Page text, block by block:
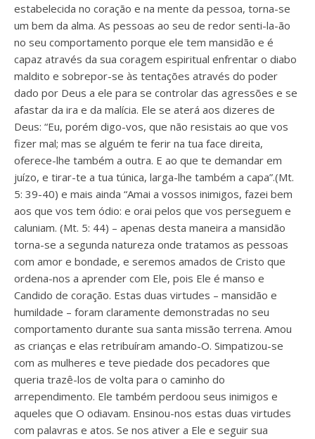
estabelecida no coração e na mente da pessoa, torna-se
um bem da alma. As pessoas ao seu de redor senti-la-ão
no seu comportamento porque ele tem mansidão e é
capaz através da sua coragem espiritual enfrentar o diabo
maldito e sobrepor-se às tentações através do poder
dado por Deus a ele para se controlar das agressões e se
afastar da ira e da malícia. Ele se aterá aos dizeres de
Deus: “Eu, porém digo-vos, que não resistais ao que vos
fizer mal; mas se alguém te ferir na tua face direita,
oferece-lhe também a outra. E ao que te demandar em
juízo, e tirar-te a tua túnica, larga-lhe também a capa”.(Mt.
5: 39-40) e mais ainda “Amai a vossos inimigos, fazei bem
aos que vos tem ódio: e orai pelos que vos perseguem e
caluniam. (Mt. 5: 44) – apenas desta maneira a mansidão
torna-se a segunda natureza onde tratamos as pessoas
com amor e bondade, e seremos amados de Cristo que
ordena-nos a aprender com Ele, pois Ele é manso e
Candido de coração. Estas duas virtudes – mansidão e
humildade – foram claramente demonstradas no seu
comportamento durante sua santa missão terrena. Amou
as crianças e elas retribuíram amando-O. Simpatizou-se
com as mulheres e teve piedade dos pecadores que
queria trazê-los de volta para o caminho do
arrependimento. Ele também perdoou seus inimigos e
aqueles que O odiavam. Ensinou-nos estas duas virtudes
com palavras e atos. Se nos ativer a Ele e seguir sua